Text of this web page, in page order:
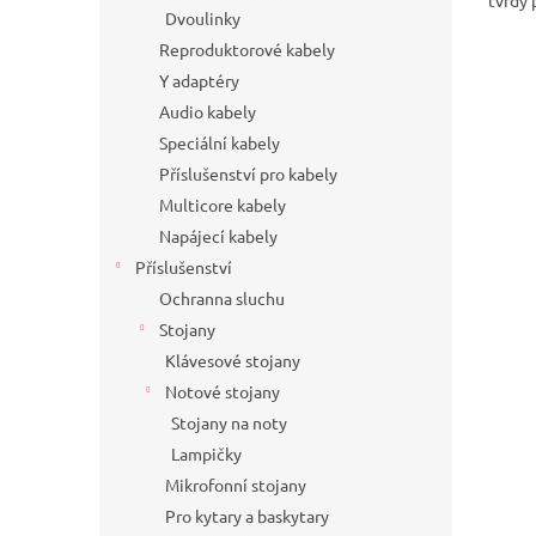
Dvoulinky
Reproduktorové kabely
Y adaptéry
Audio kabely
Speciální kabely
Příslušenství pro kabely
Multicore kabely
Napájecí kabely
Příslušenství
Ochranna sluchu
Stojany
Klávesové stojany
Notové stojany
Stojany na noty
Lampičky
Mikrofonní stojany
Pro kytary a baskytary